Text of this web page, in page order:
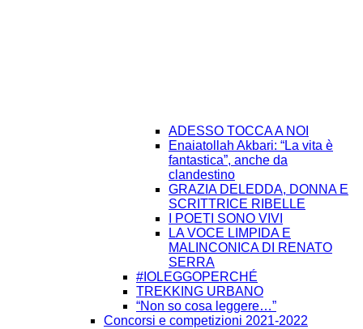
ADESSO TOCCA A NOI
Enaiatollah Akbari: “La vita è
fantastica”, anche da
clandestino
GRAZIA DELEDDA, DONNA E
SCRITTRICE RIBELLE
I POETI SONO VIVI
LA VOCE LIMPIDA E
MALINCONICA DI RENATO
SERRA
#IOLEGGOPERCHÉ
TREKKING URBANO
“Non so cosa leggere…”
Concorsi e competizioni 2021-2022